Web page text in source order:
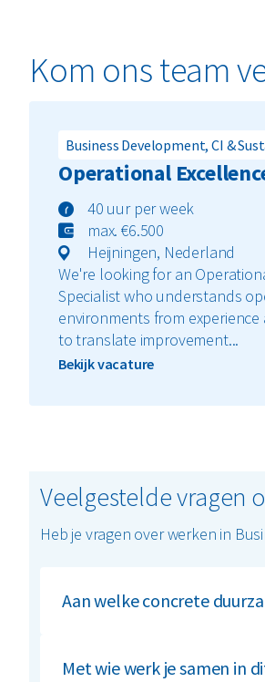
Kom ons team
Business Development, CI &
Operational
40 uur per week
max. €6.500
Heijningen, Nederland
We're looking for an
Specialist who understands
environments from
to translate improvement...
Bekijk vacature
Veelgestelde vragen
Heb je vragen over werken in
Aan welke concrete
rapportage voor klanten en
Met wie werk je samen in